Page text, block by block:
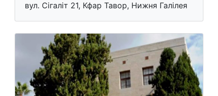
вул. Сігаліт 21, Кфар Тавор, Нижня Галілея